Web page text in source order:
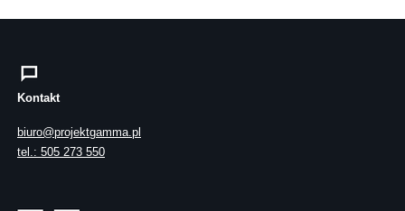
Kontakt
biuro@projektgamma.pl
tel.: 505 273 550